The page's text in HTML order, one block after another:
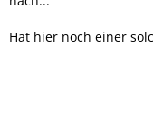
Hat hier noch einer